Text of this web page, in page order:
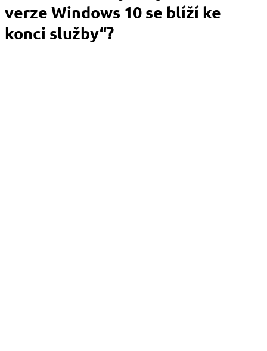
verze Windows 10 se blíží ke
konci služby“?